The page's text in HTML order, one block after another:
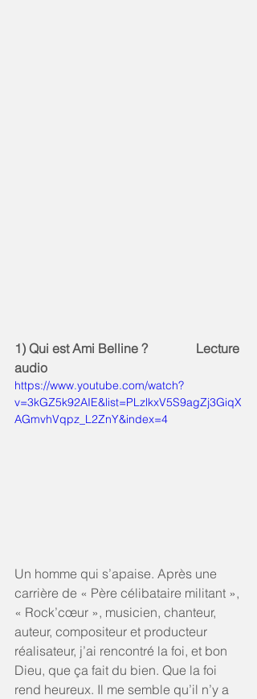
1) Qui est Ami Belline ?               Lecture
audio
https://www.youtube.com/watch?
v=3kGZ5k92AIE&list=PLzlkxV5S9agZj3GiqX
AGmvhVqpz_L2ZnY&index=4
Un homme qui s’apaise. Après une
carrière de « Père célibataire militant »,
« Rock’cœur », musicien, chanteur,
auteur, compositeur et producteur
réalisateur, j’ai rencontré la foi, et bon
Dieu, que ça fait du bien. Que la foi
rend heureux. Il me semble qu’il n’y a